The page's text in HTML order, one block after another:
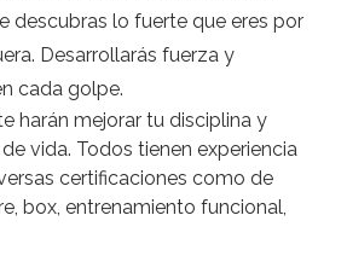
descubras lo fuerte que eres por
Desarrollarás fuerza y
cada golpe.
harán mejorar tu disciplina y
vida. Todos tienen experiencia
certificaciones como de
box, entrenamiento funcional,